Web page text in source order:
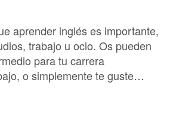
aprender inglés es importante,
trabajo u ocio. Os pueden
para tu carrera
o simplemente te guste…